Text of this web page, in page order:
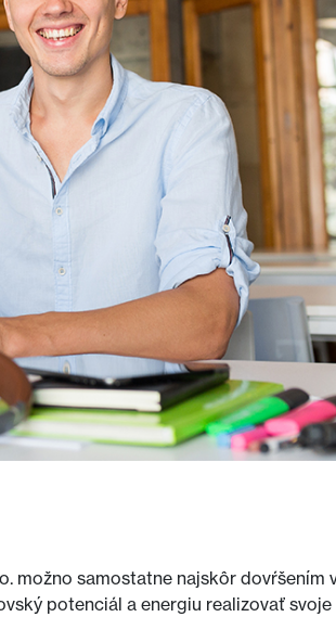
možno samostatne najskôr dovŕšením
potenciál a energiu realizovať